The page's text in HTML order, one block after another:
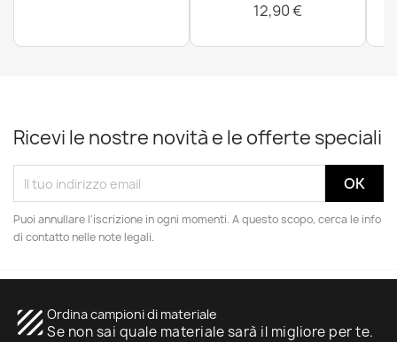
12,90 €
Ricevi le nostre novità e le offerte speciali
Puoi annullare l'iscrizione in ogni momenti. A questo scopo, cerca le info
di contatto nelle note legali.
texture Ordina campioni di materiale
Se non sai quale materiale sarà il migliore per te.